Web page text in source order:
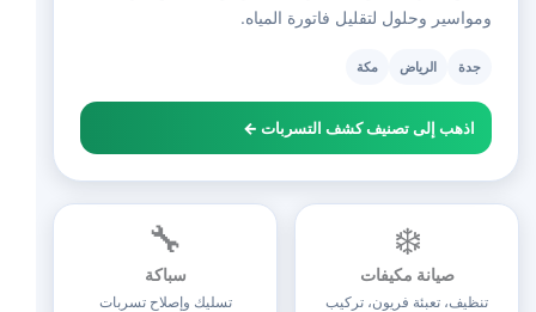
ومواسير وحلول لتقليل فاتورة المياه.
جدة الرياض مكة
اذهب إلى تصنيف كشف التسربات ←
❄️
صيانة مكيفات
تنظيف، تعبئة فريون، تركيب
🔧
سباكة
تسليك وإصلاح تسربات